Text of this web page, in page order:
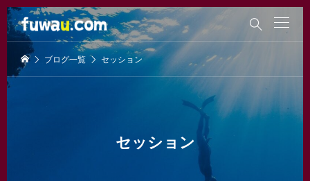

ブログ一覧 セッション
セッション